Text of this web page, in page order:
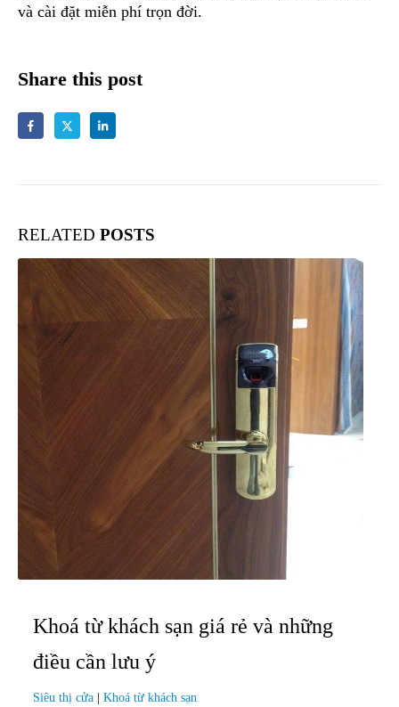
và cài đặt miễn phí trọn đời.
Share this post
RELATED POSTS
Khoá từ khách sạn giá rẻ và những
điều cần lưu ý
Siêu thị cửa | Khoá từ khách sạn